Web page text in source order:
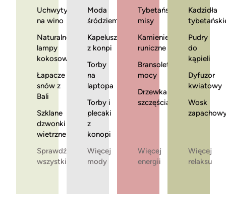
Uchwyty
na wino
Naturalne
lampy
kokosowe
Łapacze
snów z
Bali
Szklane
dzwonki
wietrzne
Sprawdź
wszystkie
Moda
śródziemnomorska
Kapelusze
z konpi
Torby
na
laptopa
Torby i
plecaki
z
konopi
Więcej
mody
Tybetańskie
misy
Kamienie
runiczne
Bransoletki
mocy
Drzewka
szczęścia
Więcej
energii
Kadzidła
Pudry
do
kąpieli
Dyfuzor
kwiatowy
Wosk
Więcej
relaksu